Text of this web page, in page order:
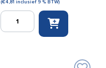
(€4,81 inclusief 9 % BTW)
Cutasept
huiddesinfectant